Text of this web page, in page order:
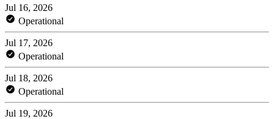
Jul 16, 2026
Operational
Jul 17, 2026
Operational
Jul 18, 2026
Operational
Jul 19, 2026